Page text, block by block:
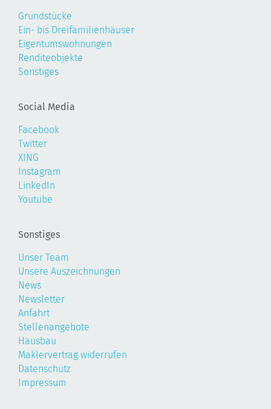
Grundstücke
Ein- bis Dreifamilienhäuser
Eigentumswohnungen
Renditeobjekte
Sonstiges
Social Media
Facebook
Twitter
XING
Instagram
LinkedIn
Youtube
Sonstiges
Unser Team
Unsere Auszeichnungen
News
Newsletter
Anfahrt
Stellenangebote
Hausbau
Maklervertrag widerrufen
Datenschutz
Impressum